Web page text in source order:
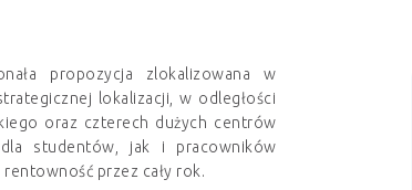
propozycja zlokalizowana w
lokalizacji, w odległości
oraz czterech dużych centrów
studentów, jak i pracowników
przez cały rok.